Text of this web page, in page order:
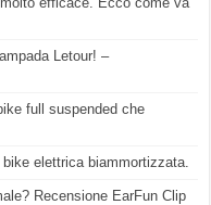
Letour! –
full suspended che
elettrica biammortizzata.
Recensione EarFun Clip